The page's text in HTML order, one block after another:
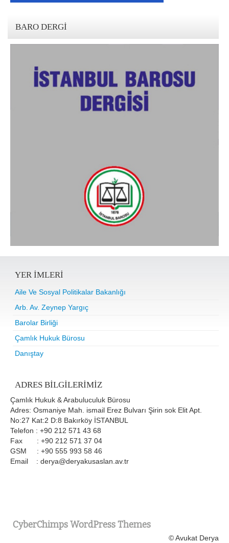
BARO DERGI
YER IMLERI
Aile Ve Sosyal Politikalar Bakanlığı
Arb. Av. Zeynep Yargıç
Barolar Birliği
Çamlık Hukuk Bürosu
Danıştay
ADRES BILGILERIMIZ
Çamlık Hukuk & Arabuluculuk Bürosu
Adres: Osmaniye Mah. ismail Erez Bulvarı Şirin sok Elit Apt.
No:27 Kat:2 D:8 Bakırköy İSTANBUL
Telefon : +90 212 571 43 68
Fax : +90 212 571 37 04
GSM : +90 555 993 58 46
Email : derya@deryakusaslan.av.tr
CyberChimps WordPress Themes
© Avukat Derya